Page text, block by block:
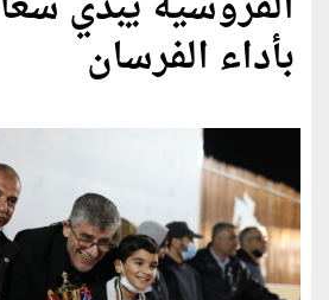
بأداء الفرسان